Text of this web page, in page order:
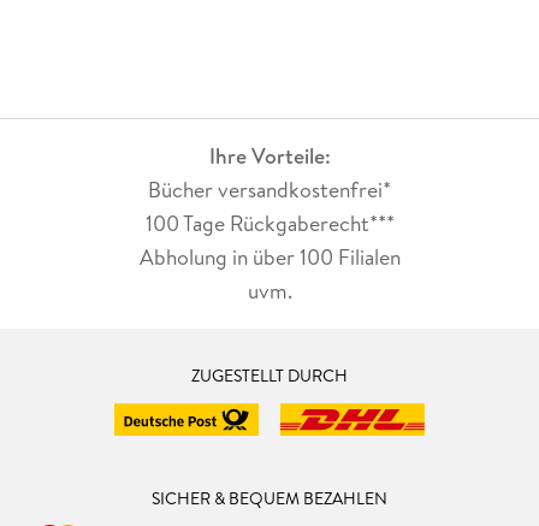
Ihre Vorteile:
Bücher versandkostenfrei*
100 Tage Rückgaberecht***
Abholung in über 100 Filialen
uvm.
ZUGESTELLT DURCH
SICHER & BEQUEM BEZAHLEN